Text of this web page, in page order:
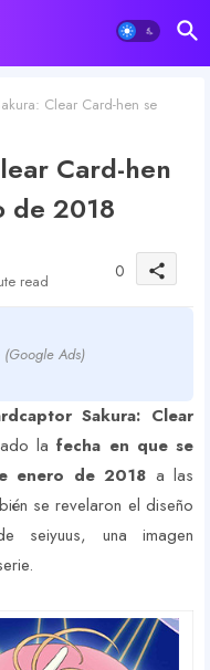
Clear Card-hen se
Card-hen
de 2018
read 0 share
(Google Ads)
Sakura: Clear
lafecha en que se
enero de 2018 a las
se revelaron el diseño
seiyuus, una imagen